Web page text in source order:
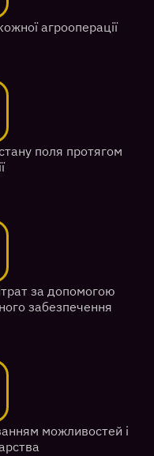
агрооперації
поля протягом
за допомогою
забезпечення
можливостей і